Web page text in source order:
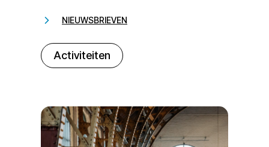
NIEUWSBRIEVEN
Activiteiten
232323